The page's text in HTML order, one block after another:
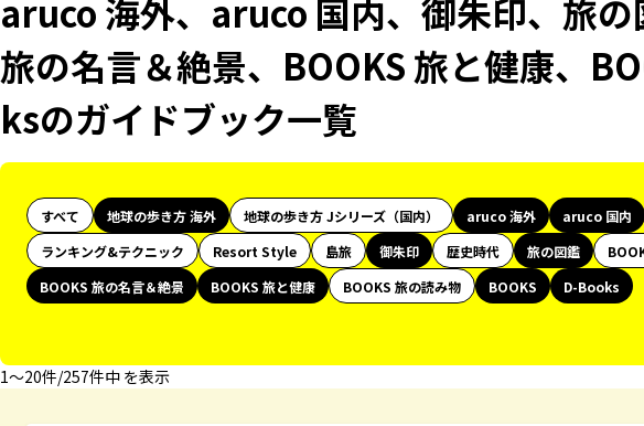
aruco 海外、aruco 国内、御朱印、旅の
旅の名言＆絶景、BOOKS 旅と健康、
ksのガイドブック一覧
すべて 地球の歩き方 海外 地球の歩き方 Jシリーズ（国内） aruco 海外 aruco 国内
ランキング&テクニック
Resort Style 島旅 御朱印 歴史時代 旅の図鑑
BOOKS 旅の名言＆絶景
BOOKS 旅と健康 BOOKS 旅の読み物 BOOKS
D-Books
1〜20件/257件中 を表示